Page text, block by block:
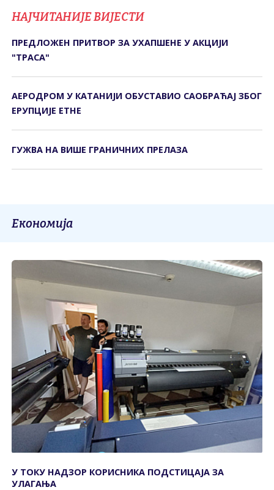
НАЈЧИТАНИЈЕ ВИЈЕСТИ
ПРЕДЛОЖЕН ПРИТВОР ЗА УХАПШЕНЕ У АКЦИЈИ
"ТРАСА"
АЕРОДРОМ У КАТАНИЈИ ОБУСТАВИО САОБРАЋАЈ ЗБОГ
ЕРУПЦИЈЕ ЕТНЕ
ГУЖВА НА ВИШЕ ГРАНИЧНИХ ПРЕЛАЗА
Економија
У ТОКУ НАДЗОР КОРИСНИКА ПОДСТИЦАЈА ЗА
УЛАГАЊА